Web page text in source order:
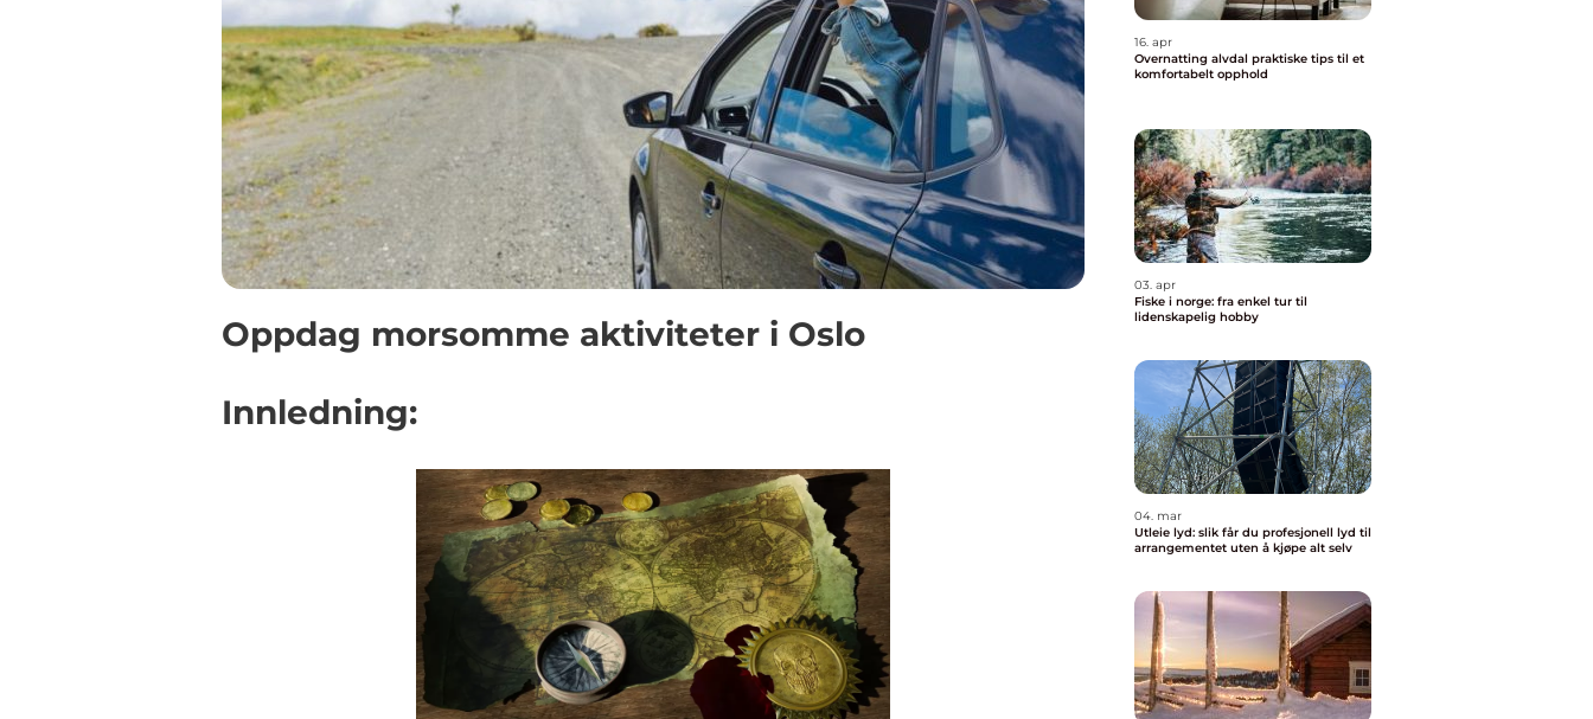
Oppdag morsomme aktiviteter i Oslo
Innledning:
16. apr
Overnatting alvdal praktiske tips til et
komfortabelt opphold
03. apr
Fiske i norge: fra enkel tur til
lidenskapelig hobby
04. mar
Utleie lyd: slik får du profesjonell lyd til
arrangementet uten å kjøpe alt selv